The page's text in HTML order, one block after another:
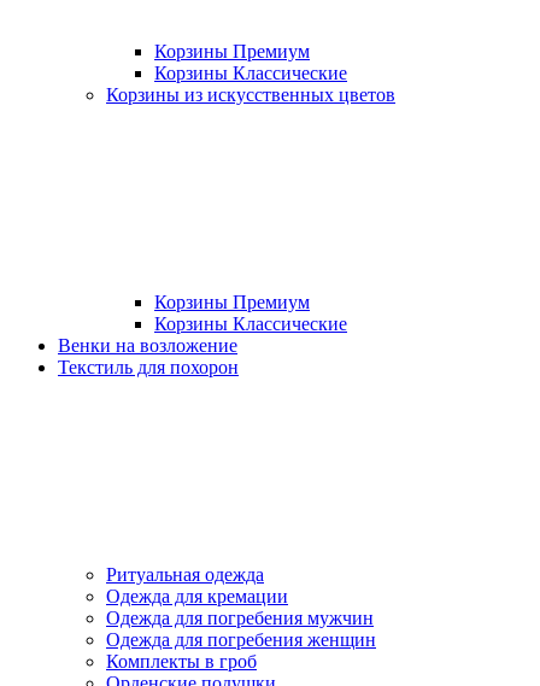
Корзины Премиум
Корзины Классические
Корзины из искусственных цветов
Корзины Премиум
Корзины Классические
Венки на возложение
Текстиль для похорон
Ритуальная одежда
Одежда для кремации
Одежда для погребения мужчин
Одежда для погребения женщин
Комплекты в гроб